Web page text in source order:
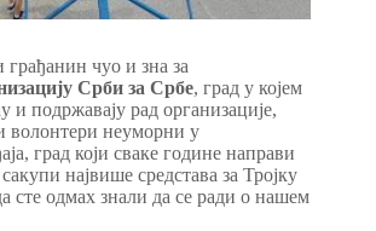
грађанин чуо и зна за
Срби за Србе, град у којем
и подржавају рад организације,
волонтери неуморни у
град који сваке године направи
највише средстава за Тројку
сте одмах знали да се ради о нашем